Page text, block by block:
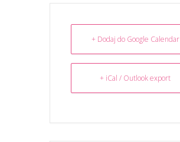
+ Dodaj do Google Calendar
+ iCal / Outlook export